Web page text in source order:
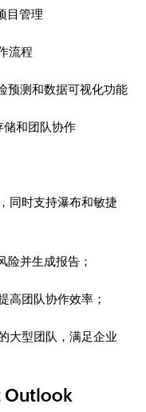
目管理
流程
预测和数据可视化功能
储和团队协作
同时支持瀑布和敏捷
险并生成报告；
高团队协作效率；
大型团队，满足企业
Outlook